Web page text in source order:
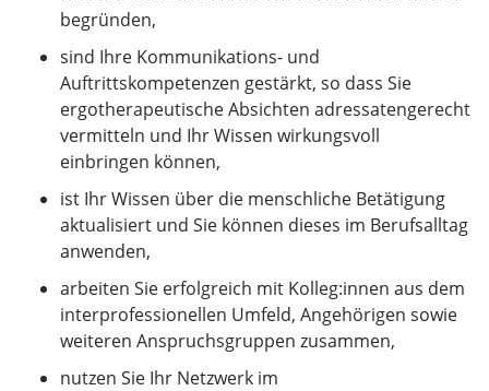
begründen,
sind Ihre Kommunikations- und
Auftrittskompetenzen gestärkt, so dass Sie
ergotherapeutische Absichten adressatengerecht
vermitteln und Ihr Wissen wirkungsvoll
einbringen können,
ist Ihr Wissen über die menschliche Betätigung
aktualisiert und Sie können dieses im Berufsalltag
anwenden,
arbeiten Sie erfolgreich mit Kolleg:innen aus dem
interprofessionellen Umfeld, Angehörigen sowie
weiteren Anspruchsgruppen zusammen,
nutzen Sie Ihr Netzwerk im